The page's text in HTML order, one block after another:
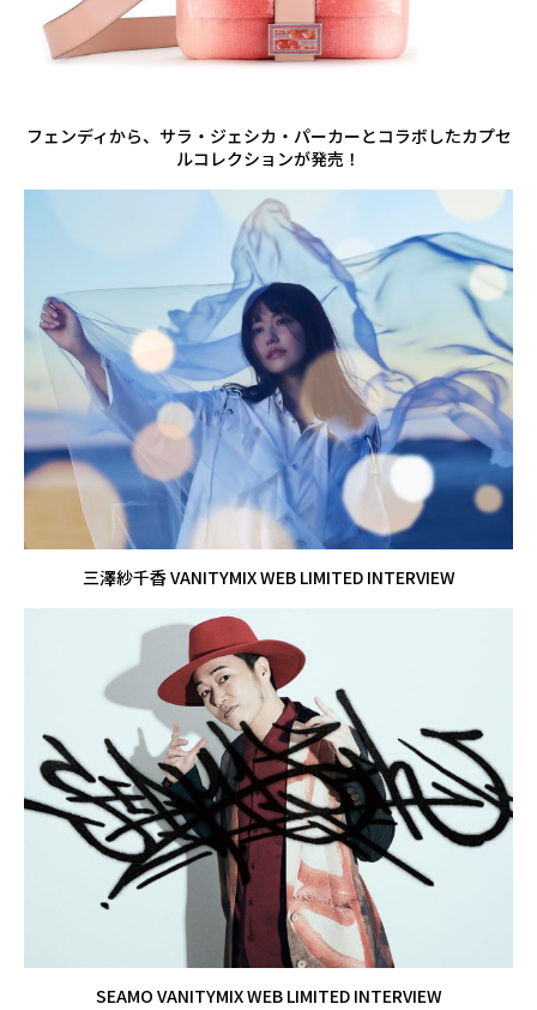
フェンディから、サラ・ジェシカ・パーカーとコラボしたカプセ
ルコレクションが発売！
三澤紗千香 VANITYMIX WEB LIMITED INTERVIEW
SEAMO VANITYMIX WEB LIMITED INTERVIEW